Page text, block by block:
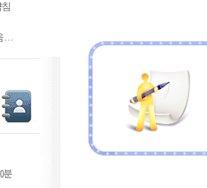
…